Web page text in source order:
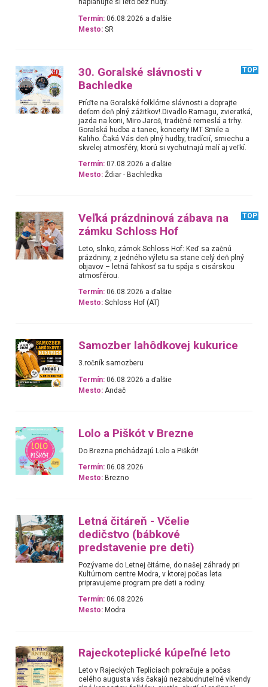
naplánujte si leto bez nudy.
Termín: 06.08.2026 a ďalšie
Mesto: SR
30. Goralské slávnosti v
Bachledke
TOP
Príďte na Goralské folklórne slávnosti a doprajte
deťom deň plný zážitkov!.Divadlo Ramagu, zvieratká,
jazda na koni, Miro Jaroš, tradičné remeslá a trhy.
Goralská hudba a tanec, koncerty IMT Smile a
Kaliho. Čaká Vás deň plný hudby, tradícií, smiechu a
skvelej atmosféry, ktorú si vychutnajú malí aj veľkí.
Termín: 07.08.2026 a ďalšie
Mesto: Ždiar - Bachledka
Veľká prázdninová zábava na
zámku Schloss Hof
TOP
Leto, slnko, zámok Schloss Hof: Keď sa začnú
prázdniny, z jedného výletu sa stane celý deň plný
objavov – letná ľahkosť sa tu spája s cisárskou
atmosférou.
Termín: 06.08.2026 a ďalšie
Mesto: Schloss Hof (AT)
Samozber lahôdkovej kukurice
3.ročník samozberu
Termín: 06.08.2026 a ďalšie
Mesto: Andač
Lolo a Piškót v Brezne
Do Brezna prichádzajú Lolo a Piškót!
Termín: 06.08.2026
Mesto: Brezno
Letná čitáreň - Včelie
dedičstvo (bábkové
predstavenie pre deti)
Pozývame do Letnej čitárne, do našej záhrady pri
Kultúrnom centre Modra, v ktorej počas leta
pripravujeme program pre deti a rodiny.
Termín: 06.08.2026
Mesto: Modra
Rajeckoteplické kúpeľné leto
Leto v Rajeckých Tepliciach pokračuje a počas
celého augusta vás čakajú nezabudnuteľné víkendy